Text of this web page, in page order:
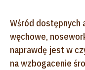
Wśród dostępnych
węchowe,
naprawdę jest w
na wzbogacenie